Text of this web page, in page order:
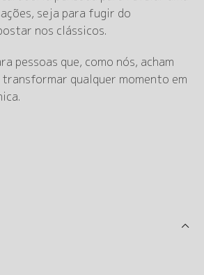
seja para fugir do
nos clássicos.
pessoas que, como nós, acham
transformar qualquer momento em